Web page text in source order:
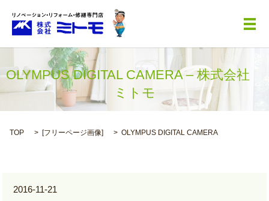
メ
OLYMPUS DIGITAL CAMERA – 株式会社
ミトモ
TOP [フリーページ画像] OLYMPUS DIGITAL CAMERA
2016-11-21